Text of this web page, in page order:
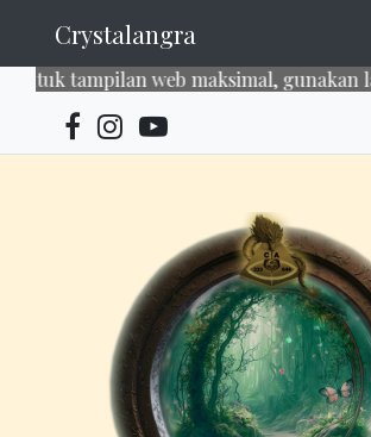
Crystalangra
tampilan web maksimal, gunakan